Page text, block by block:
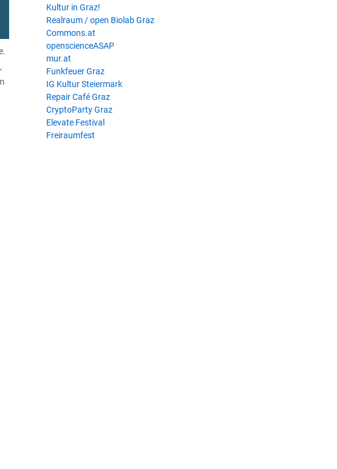
Kultur in Graz!
Realraum / open Biolab Graz
Commons.at
openscienceASAP
mur.at
Funkfeuer Graz
IG Kultur Steiermark
Repair Café Graz
CryptoParty Graz
Elevate Festival
Freiraumfest